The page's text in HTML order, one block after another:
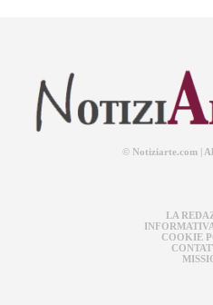
© Notiziarte.com |
LA
COOKIE